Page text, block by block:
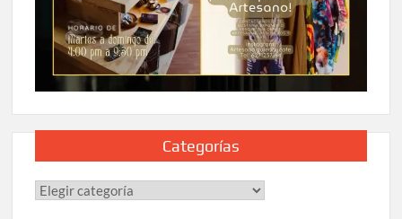
Categorías